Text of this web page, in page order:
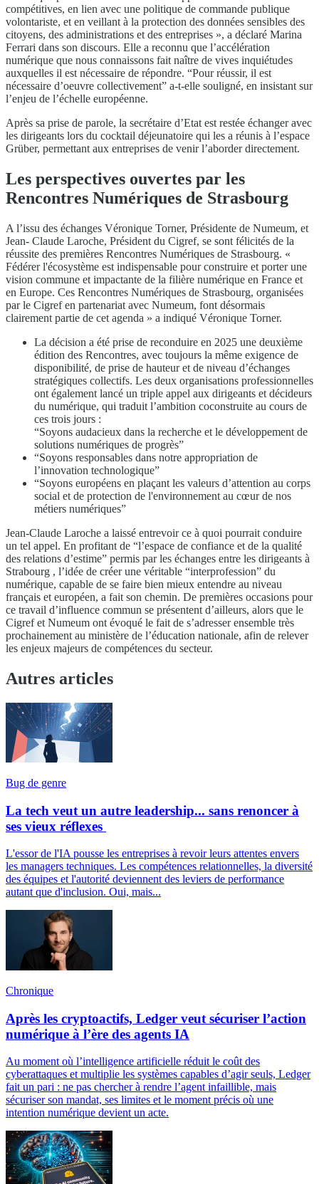
compétitives, en lien avec une politique de commande publique
volontariste, et en veillant à la protection des données sensibles des
citoyens, des administrations et des entreprises », a déclaré Marina
Ferrari dans son discours. Elle a reconnu que l’accélération
numérique que nous connaissons fait naître de vives inquiétudes
auxquelles il est nécessaire de répondre. “Pour réussir, il est
nécessaire d’oeuvre collectivement” a-t-elle souligné, en insistant sur
l’enjeu de l’échelle européenne.
Après sa prise de parole, la secrétaire d’Etat est restée échanger avec
les dirigeants lors du cocktail déjeunatoire qui les a réunis à l’espace
Grüber, permettant aux entreprises de venir l’aborder directement.
Les perspectives ouvertes par les
Rencontres Numériques de Strasbourg
A l’issu des échanges Véronique Torner, Présidente de Numeum, et
Jean- Claude Laroche, Président du Cigref, se sont félicités de la
réussite des premières Rencontres Numériques de Strasbourg. «
Fédérer l'écosystème est indispensable pour construire et porter une
vision commune et impactante de la filière numérique en France et
en Europe. Ces Rencontres Numériques de Strasbourg, organisées
par le Cigref en partenariat avec Numeum, font désormais
clairement partie de cet agenda » a indiqué Véronique Torner.
La décision a été prise de reconduire en 2025 une deuxième
édition des Rencontres, avec toujours la même exigence de
disponibilité, de prise de hauteur et de niveau d’échanges
stratégiques collectifs. Les deux organisations professionnelles
ont également lancé un triple appel aux dirigeants et décideurs
du numérique, qui traduit l’ambition coconstruite au cours de
ces trois jours :
“Soyons audacieux dans la recherche et le développement de
solutions numériques de progrès”
“Soyons responsables dans notre appropriation de
l’innovation technologique”
“Soyons européens en plaçant les valeurs d’attention au corps
social et de protection de l'environnement au cœur de nos
métiers numériques”
Jean-Claude Laroche a laissé entrevoir ce à quoi pourrait conduire
un tel appel. En profitant de “l’espace de confiance et de la qualité
des relations d’estime” permis par les échanges entre les dirigeants à
Strabourg , l’idée de créer une véritable “interprofession” du
numérique, capable de se faire bien mieux entendre au niveau
français et européen, a fait son chemin. De premières occasions pour
ce travail d’influence commun se présentent d’ailleurs, alors que le
Cigref et Numeum ont évoqué le fait de s’adresser ensemble très
prochainement au ministère de l’éducation nationale, afin de relever
les enjeux majeurs de compétences du secteur.
Autres articles
Bug de genre
La tech veut un autre leadership... sans renoncer à
ses vieux réflexes
L'essor de l'IA pousse les entreprises à revoir leurs attentes envers
les managers techniques. Les compétences relationnelles, la diversité
des équipes et l'autorité deviennent des leviers de performance
autant que d'inclusion. Oui, mais...
Chronique
Après les cryptoactifs, Ledger veut sécuriser l’action
numérique à l’ère des agents IA
Au moment où l’intelligence artificielle réduit le coût des
cyberattaques et multiplie les systèmes capables d’agir seuls, Ledger
fait un pari : ne pas chercher à rendre l’agent infaillible, mais
sécuriser son mandat, ses limites et le moment précis où une
intention numérique devient un acte.